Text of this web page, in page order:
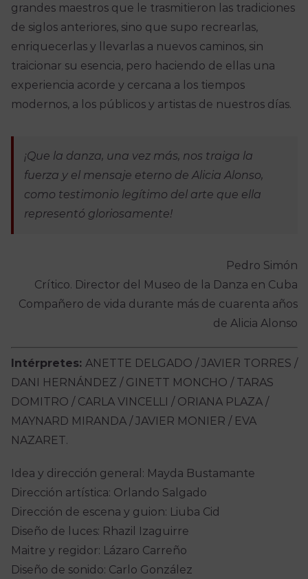
grandes maestros que le trasmitieron las tradiciones
de siglos anteriores, sino que supo recrearlas,
enriquecerlas y llevarlas a nuevos caminos, sin
traicionar su esencia, pero haciendo de ellas una
experiencia acorde y cercana a los tiempos
modernos, a los públicos y artistas de nuestros días.
¡Que la danza, una vez más, nos traiga la
fuerza y el mensaje eterno de Alicia Alonso,
como testimonio legítimo del arte que ella
representó gloriosamente!
Pedro Simón
Crítico. Director del Museo de la Danza en Cuba
Compañero de vida durante más de cuarenta años
de Alicia Alonso
Intérpretes: ANETTE DELGADO / JAVIER TORRES /
DANI HERNÁNDEZ / GINETT MONCHO / TARAS
DOMITRO / CARLA VINCELLI / ORIANA PLAZA /
MAYNARD MIRANDA / JAVIER MONIER / EVA
NAZARET.
Idea y dirección general: Mayda Bustamante
Dirección artística: Orlando Salgado
Dirección de escena y guion: Liuba Cid
Diseño de luces: Rhazil Izaguirre
Maitre y regidor: Lázaro Carreño
Diseño de sonido: Carlo González